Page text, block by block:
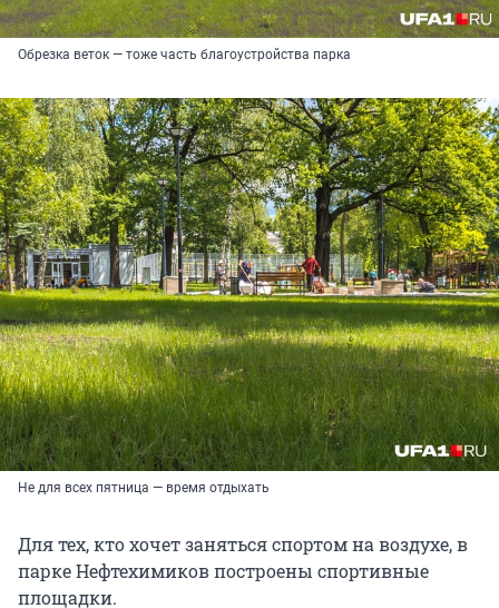
Обрезка веток — тоже часть благоустройства парка
Не для всех пятница — время отдыхать
Для тех, кто хочет заняться спортом на воздухе, в
парке Нефтехимиков построены спортивные
площадки.